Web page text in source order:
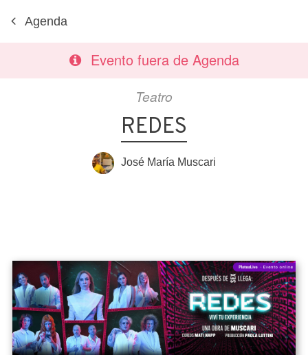
Agenda
Evento fuera de Agenda
Teatro
REDES
José María Muscari